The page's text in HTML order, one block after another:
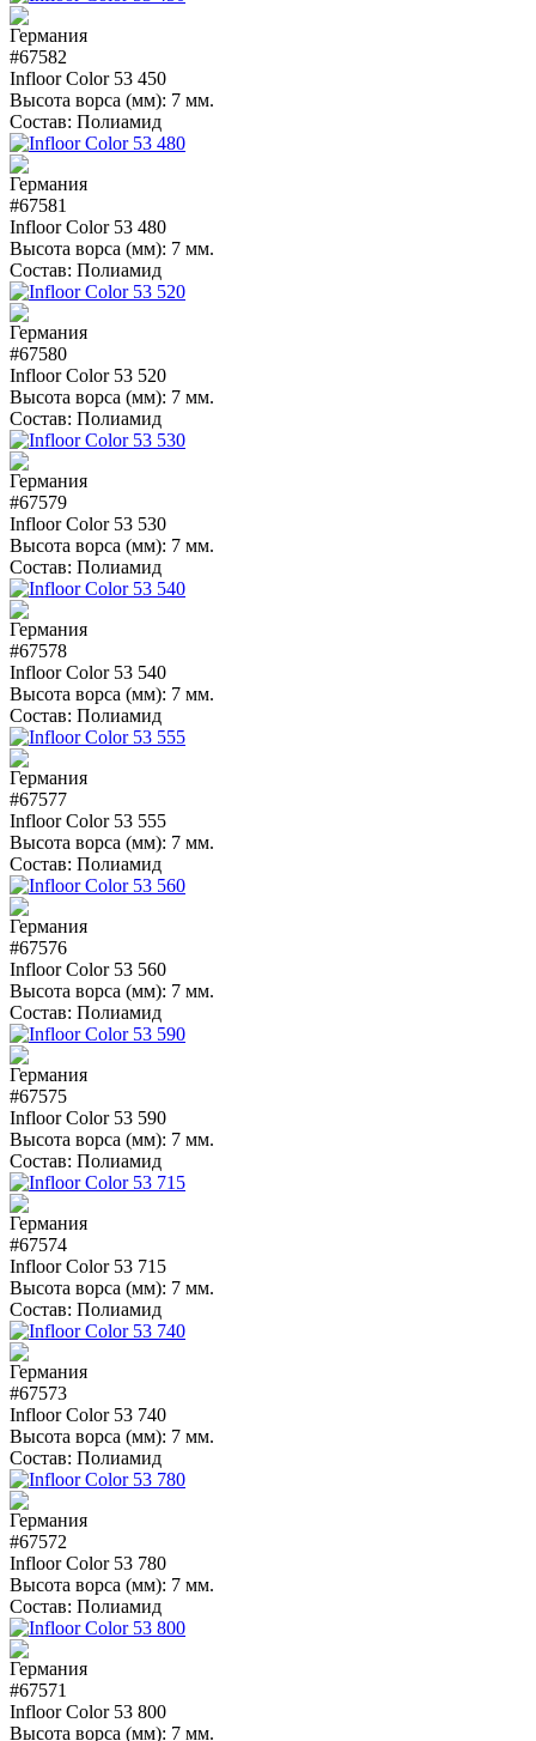
#67582
Infloor Color 53 450
Высота ворса (мм): 7 мм.
Состав: Полиамид
#67581
Infloor Color 53 480
Высота ворса (мм): 7 мм.
Состав: Полиамид
#67580
Infloor Color 53 520
Высота ворса (мм): 7 мм.
Состав: Полиамид
#67579
Infloor Color 53 530
Высота ворса (мм): 7 мм.
Состав: Полиамид
#67578
Infloor Color 53 540
Высота ворса (мм): 7 мм.
Состав: Полиамид
#67577
Infloor Color 53 555
Высота ворса (мм): 7 мм.
Состав: Полиамид
#67576
Infloor Color 53 560
Высота ворса (мм): 7 мм.
Состав: Полиамид
#67575
Infloor Color 53 590
Высота ворса (мм): 7 мм.
Состав: Полиамид
#67574
Infloor Color 53 715
Высота ворса (мм): 7 мм.
Состав: Полиамид
#67573
Infloor Color 53 740
Высота ворса (мм): 7 мм.
Состав: Полиамид
#67572
Infloor Color 53 780
Высота ворса (мм): 7 мм.
Состав: Полиамид
#67571
Infloor Color 53 800
Высота ворса (мм): 7 мм.